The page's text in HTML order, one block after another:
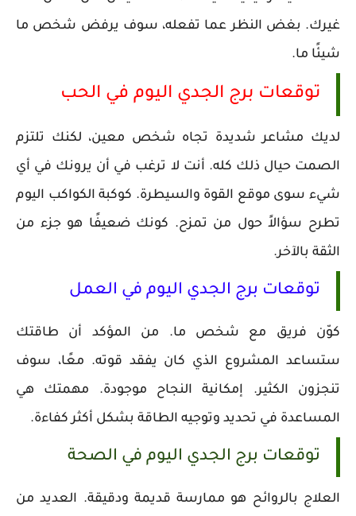
غيرك. بغض النظر عما تفعله، سوف يرفض شخص ما
شيئًا ما.
توقعات برج الجدي اليوم في الحب
لديك مشاعر شديدة تجاه شخص معين، لكنك تلتزم
الصمت حيال ذلك كله. أنت لا ترغب في أن يرونك في أي
شيء سوى موقع القوة والسيطرة. كوكبة الكواكب اليوم
تطرح سؤالاً حول من تمزح. كونك ضعيفًا هو جزء من
الثقة بالآخر.
توقعات برج الجدي اليوم في العمل
كوّن فريق مع شخص ما. من المؤكد أن طاقتك
ستساعد المشروع الذي كان يفقد قوته. معًا، سوف
تنجزون الكثير. إمكانية النجاح موجودة. مهمتك هي
المساعدة في تحديد وتوجيه الطاقة بشكل أكثر كفاءة.
توقعات برج الجدي اليوم في الصحة
العلاج بالروائح هو ممارسة قديمة ودقيقة. العديد من